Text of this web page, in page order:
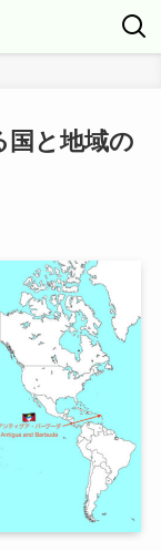
と地域の